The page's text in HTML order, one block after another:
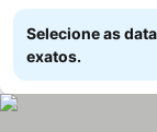
Selecione as
exatos.